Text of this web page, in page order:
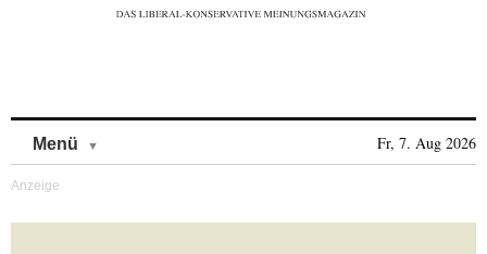
Menü Fr, 7. Aug 2026